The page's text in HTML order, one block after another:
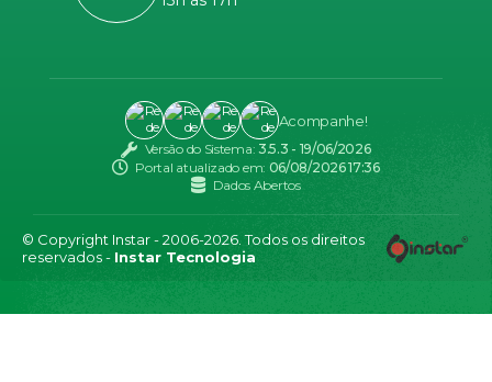
Versão do Sistema: 3.5.3 - 19/06/2026
Portal atualizado em: 06/08/2026 17:36
Dados Abertos
Acompanhe!
© Copyright Instar - 2006-2026. Todos os direitos
reservados - Instar Tecnologia